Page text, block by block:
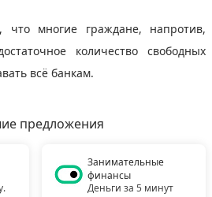
что многие граждане, напротив,
количество свободных
всё банкам.
предложения
Занимательные
финансы
Деньги за 5 минут